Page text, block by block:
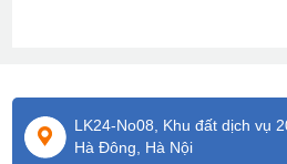
LK24-No08, Khu đất dịch vụ
Hà Đông, Hà Nội